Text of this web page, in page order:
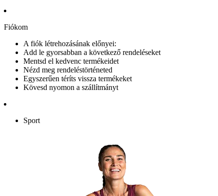
Fiókom
A fiók létrehozásának előnyei:
Add le gyorsabban a következő rendeléseket
Mentsd el kedvenc termékeidet
Nézd meg rendeléstörténeted
Egyszerűen téríts vissza termékeket
Kövesd nyomon a szállítmányt
Sport